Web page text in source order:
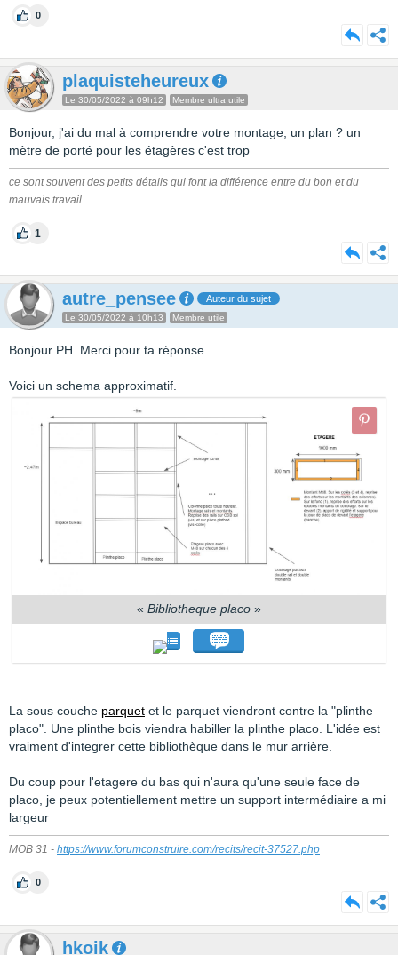
0
plaquisteheureux
Le 30/05/2022 à 09h12 Membre ultra utile
Bonjour, j'ai du mal à comprendre votre montage, un plan ? un
mètre de porté pour les étagères c'est trop
ce sont souvent des petits détails qui font la différence entre du bon et du
mauvais travail
1
autre_pensee Auteur du sujet
Le 30/05/2022 à 10h13 Membre utile
Bonjour PH. Merci pour ta réponse.
Voici un schema approximatif.
« Bibliotheque placo »
La sous couche parquet et le parquet viendront contre la "plinthe
placo". Une plinthe bois viendra habiller la plinthe placo. L'idée est
vraiment d'integrer cette bibliothèque dans le mur arrière.
Du coup pour l'etagere du bas qui n'aura qu'une seule face de
placo, je peux potentiellement mettre un support intermédiaire a mi
largeur
MOB 31 - https://www.forumconstruire.com/recits/recit-37527.php
0
hkoik